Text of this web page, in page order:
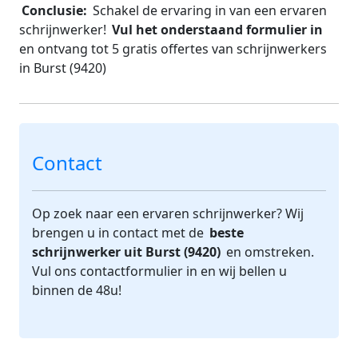
Conclusie: Schakel de ervaring in van een ervaren
schrijnwerker! Vul het onderstaand formulier in
en ontvang tot 5 gratis offertes van schrijnwerkers
in Burst (9420)
Contact
Op zoek naar een ervaren schrijnwerker? Wij
brengen u in contact met de beste
schrijnwerker uit Burst (9420) en omstreken.
Vul ons contactformulier in en wij bellen u
binnen de 48u!